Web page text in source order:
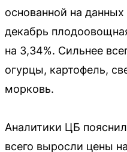
основанной на
декабрь
на 3,34%. Сильнее
огурцы, картофель,
морковь.
Аналитики ЦБ
всего выросли цены